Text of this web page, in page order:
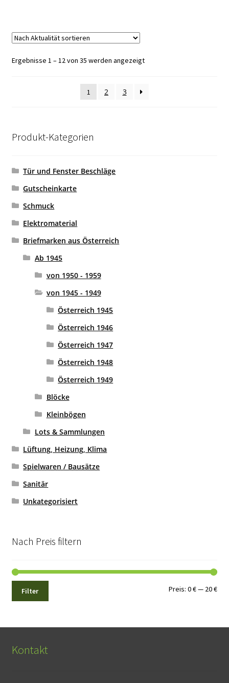
Ergebnisse 1 – 12 von 35 werden angezeigtNach
1
2 3
Produkt-Kategorien
Tür und Fenster Beschläge
Gutscheinkarte
Schmuck
Elektromaterial
Briefmarken aus Österreich
Ab 1945
von 1950 - 1959
von 1945 - 1949
Österreich 1945
Österreich 1946
Österreich 1947
Österreich 1948
Österreich 1949
Blöcke
Kleinbögen
Lots & Sammlungen
Lüftung, Heizung, Klima
Spielwaren / Bausätze
Sanitär
Unkategorisiert
Nach Preis filtern
Min.
Filter Preis:0 €— 20 €
Kontakt